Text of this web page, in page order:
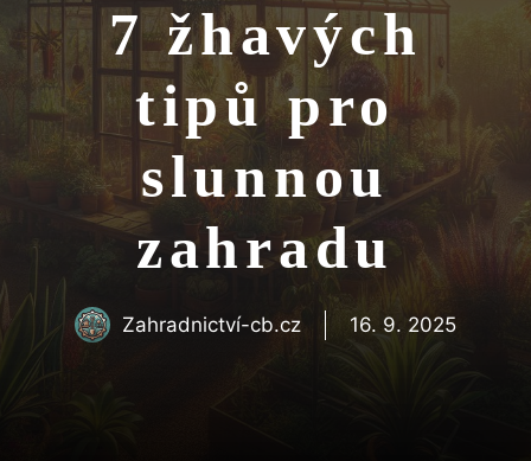
7 žhavých
tipů pro
slunnou
zahradu
Zahradnictví-cb.cz 16. 9. 2025